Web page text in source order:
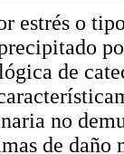
estrés o
de
no
de